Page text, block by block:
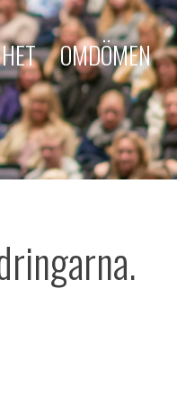
OMDÖMEN